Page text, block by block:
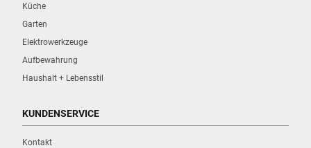
Küche
Garten
Elektrowerkzeuge
Aufbewahrung
Haushalt + Lebensstil
KUNDENSERVICE
Kontakt